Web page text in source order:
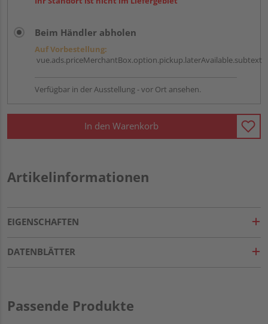
Beim Händler abholen
Auf Vorbestellung:
vue.ads.priceMerchantBox.option.pickup.laterAvailable.subtext
Verfügbar in der Ausstellung - vor Ort ansehen.
In den Warenkorb
Artikelinformationen
EIGENSCHAFTEN
DATENBLÄTTER
Passende Produkte